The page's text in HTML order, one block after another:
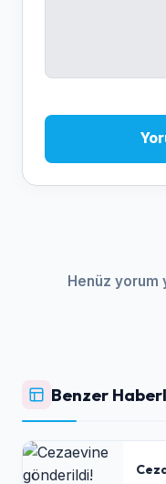
Henüz yorum
Benzer